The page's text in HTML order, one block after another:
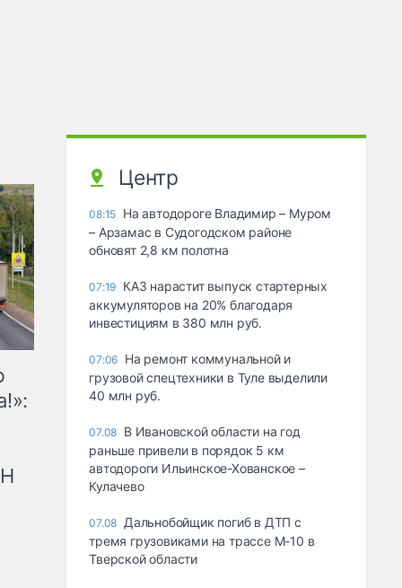
Центр
08:15 На автодороге Владимир – Муром
– Арзамас в Судогодском районе
обновят 2,8 км полотна
07:19 КАЗ нарастит выпуск стартерных
аккумуляторов на 20% благодаря
инвестициям в 380 млн руб.
07:06 На ремонт коммунальной и
грузовой спецтехники в Туле выделили
40 млн руб.
07.08 В Ивановской области на год
раньше привели в порядок 5 км
автодороги Ильинское-Хованское –
Кулачево
07.08 Дальнобойщик погиб в ДТП с
тремя грузовиками на трассе М-10 в
Тверской области